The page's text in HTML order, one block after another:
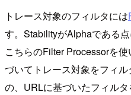
トレース対象のフィルタには
す。StabilityがAlphaである
こちらのFilter Processorを
づいてトレース対象をフィ
の、URLに基づいたフィル